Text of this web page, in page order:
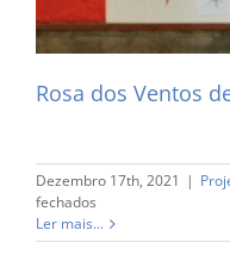
Rosa dos Ventos
Dezembro 17th, 2021 |
fechados
Rosa
dos
Ler mais...